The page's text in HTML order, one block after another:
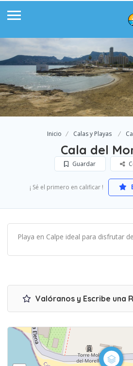
Inicio Calas y Playas
Cala del
Guardar
¡ Sé el primero en calificar !
Playa en Calpe ideal para disfrutar
Valóranos y Escribe una